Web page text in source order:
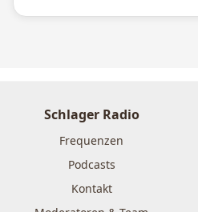
Schlager Radio
Frequenzen
Podcasts
Kontakt